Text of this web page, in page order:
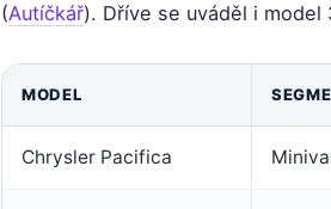
(Autíčkář). Dříve se uváděl i
MODEL
Chrysler Pacifica